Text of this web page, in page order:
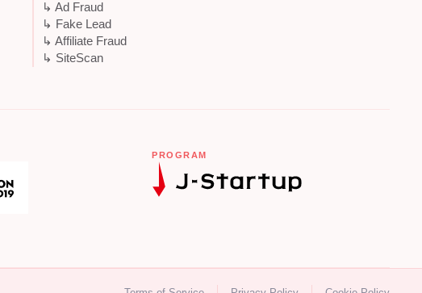
↳ Ad Fraud
↳ Fake Lead
↳ Affiliate Fraud
↳ SiteScan
PROGRAM